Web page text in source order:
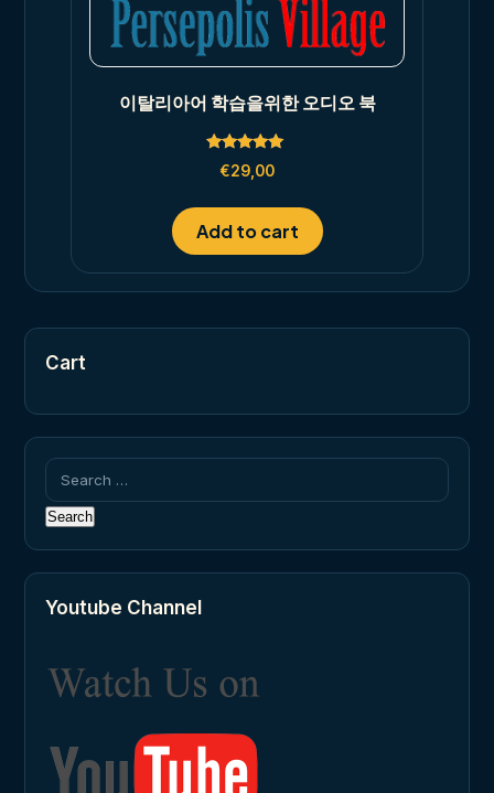
이탈리아어 학습을위한 오디오 북
Rated
5.00
€29,00
Add to cart
Cart
Search
for:
Youtube Channel